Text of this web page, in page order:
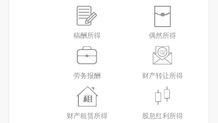
稿酬所得 偶然所得
劳务报酬 财产转让所得
财产租赁所得 股息红利所得